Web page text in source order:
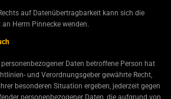
auf Datenübertragbarkeit kann sich die
Herrn Pinnecke wenden.
Daten betroffene Person hat
und Verordnungsgeber gewährte Recht,
besonderen Situation ergeben, jederzeit gegen
personenbezogener Daten, die aufgrund von